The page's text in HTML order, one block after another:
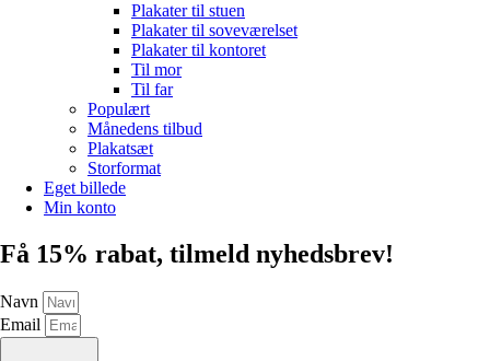
Plakater til stuen
Plakater til soveværelset
Plakater til kontoret
Til mor
Til far
Populært
Månedens tilbud
Plakatsæt
Storformat
Eget billede
Min konto
Få 15% rabat, tilmeld nyhedsbrev!
Navn
Email